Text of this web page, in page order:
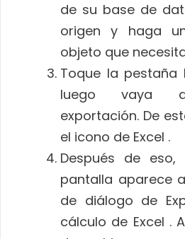
de su base de
origen y haga
objeto que
Toque la pestaña
luego vaya
exportación. De
el icono de Excel .
Después de
pantalla aparece
de diálogo de
cálculo de Excel .